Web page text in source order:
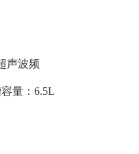
声波频
量：6.5L